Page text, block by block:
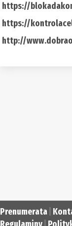
https://
https://
http://
Prenumerata